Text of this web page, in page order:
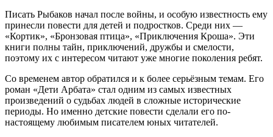
Писать Рыбаков начал после войны, и особую известность ему
принесли повести для детей и подростков. Среди них —
«Кортик», «Бронзовая птица», «Приключения Кроша». Эти
книги полны тайн, приключений, дружбы и смелости,
поэтому их с интересом читают уже многие поколения ребят.
Со временем автор обратился и к более серьёзным темам. Его
роман «Дети Арбата» стал одним из самых известных
произведений о судьбах людей в сложные исторические
периоды. Но именно детские повести сделали его по-
настоящему любимым писателем юных читателей.